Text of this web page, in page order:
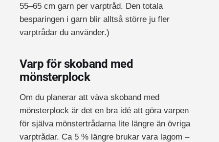
55–65 cm garn per varptråd. Den totala
besparingen i garn blir alltså större ju fler
varptrådar du använder.)
Varp för skoband med
mönsterplock
Om du planerar att väva skoband med
mönsterplock är det en bra idé att göra varpen
för själva mönstertrådarna lite längre än övriga
varptrådar. Ca 5 % längre brukar vara lagom –